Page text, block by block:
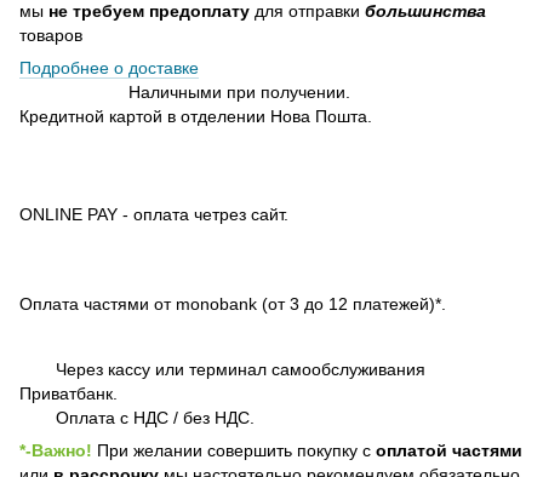
мы не требуем предоплату для отправки большинства
товаров
Подробнее о доставке
Наличными при получении.
Кредитной картой в отделении Нова Пошта.
ONLINE PAY - оплата четрез сайт.
Оплата частями от monobank (от 3 до 12 платежей)*.
Через кассу или терминал самообслуживания
Приватбанк.
Оплата с НДС / без НДС.
*-Важно! При желании совершить покупку с оплатой частями